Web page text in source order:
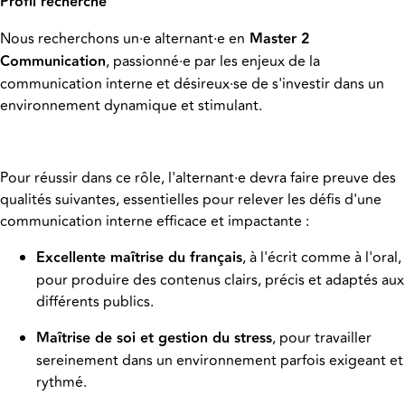
Nous recherchons un·e alternant·e en Master 2
Communication, passionné·e par les enjeux de la
communication interne et désireux·se de s'investir dans un
environnement dynamique et stimulant.
Pour réussir dans ce rôle, l'alternant·e devra faire preuve des
qualités suivantes, essentielles pour relever les défis d'une
communication interne efficace et impactante :
Excellente maîtrise du français, à l'écrit comme à l'oral,
pour produire des contenus clairs, précis et adaptés aux
différents publics.
Maîtrise de soi et gestion du stress, pour travailler
sereinement dans un environnement parfois exigeant et
rythmé.